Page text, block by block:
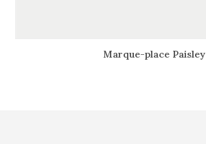
Marque-place Paisley